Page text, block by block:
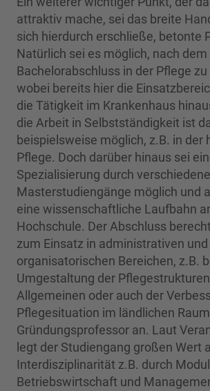
attraktiv mache, sei das breite
sich hierdurch erschließe, betonte
Natürlich sei es möglich, nach dem
Bachelorabschluss in der Pflege
wobei bereits hier die
die Tätigkeit im Krankenhaus
die Arbeit in Selbstständigkeit ist
beispielsweise möglich, z.B. in der
Pflege. Doch darüber hinaus sei
Spezialisierung durch verschiedene
Masterstudiengänge möglich und
eine wissenschaftliche Laufbahn
Hochschule. Der Abschluss
zum Einsatz in administrativen und
organisatorischen Bereichen, z.B.
Umgestaltung der
Allgemeinen oder auch der
Pflegesituation im ländlichen
Gründungsprofessor an. Laut
legt der Studiengang großen Wert
Interdisziplinarität z.B. durch
Betriebswirtschaft und